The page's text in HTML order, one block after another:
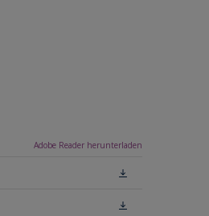
Adobe Reader herunterladen